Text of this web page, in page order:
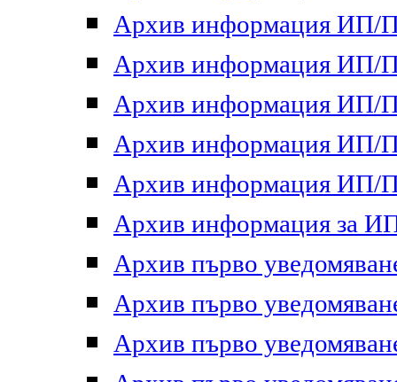
Архив информация ИП/
Архив информация ИП/
Архив информация ИП/
Архив информация ИП/
Архив информация ИП/
Архив информация за
Архив първо
Архив първо
Архив първо